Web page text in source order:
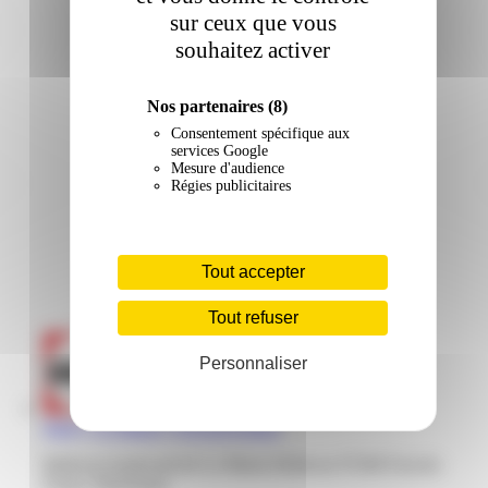
sur ceux que vous
souhaitez activer
Nos partenaires (8)
Consentement spécifique aux
services Google
Mesure d'audience
Régies publicitaires
Tout accepter
Tout refuser
Personnaliser
Darty | La Marne | Fort-De-France